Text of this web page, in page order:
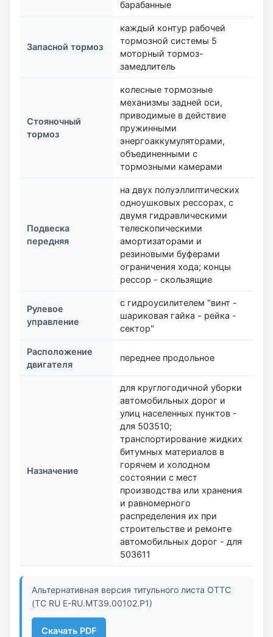
барабанные
Запасной тормоз
каждый контур рабочей
тормозной системы 5
моторный тормоз-
замедлитель
Стояночный
тормоз
колесные тормозные
механизмы задней оси,
приводимые в действие
пружинными
энергоаккумуляторами,
объединенными с
тормозными камерами
Подвеска
передняя
на двух полуэллиптических
одноушковых рессорах, с
двумя гидравлическими
телескопическими
амортизаторами и
резиновыми буферами
ограничения хода; концы
рессор - скользящие
Рулевое
управление
с гидроусилителем "винт -
шариковая гайка - рейка -
сектор"
Расположение
двигателя
переднее продольное
Назначение
для круглогодичной уборки
автомобильных дорог и
улиц населенных пунктов -
для 503510;
транспортирование жидких
битумных материалов в
горячем и холодном
состоянии с мест
производства или хранения
и равномерного
распределения их при
строительстве и ремонте
автомобильных дорог - для
503611
Альтернативная версия титульного листа ОТТС
(ТС RU Е-RU.МТ39.00102.Р1)
Скачать PDF